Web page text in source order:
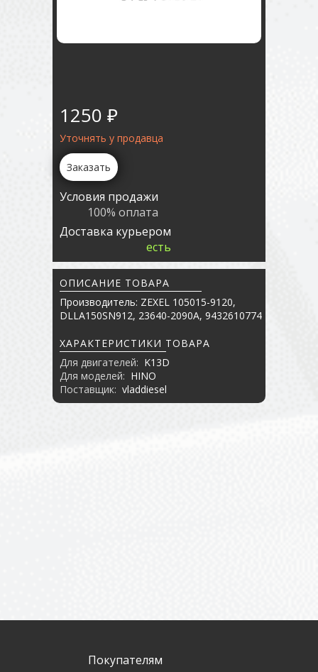
1250 ₽
Уточнять у продавца
Заказать
Условия продажи
100% оплата
Доставка курьером
есть
ОПИСАНИЕ ТОВАРА
Производитель: ZEXEL 105015-9120,
DLLA150SN912, 23640-2090A, 9432610774
ХАРАКТЕРИСТИКИ ТОВАРА
Для двигателей: K13D
Для моделей: HINO
Поставщик: vladdiesel
Покупателям